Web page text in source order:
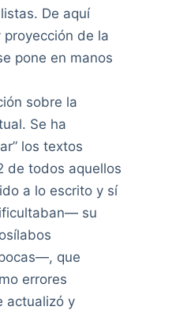
De aquí
de la
pone en manos
sobre la
Se ha
los textos
de todos aquellos
a lo escrito y sí
su
que
errores
actualizó y